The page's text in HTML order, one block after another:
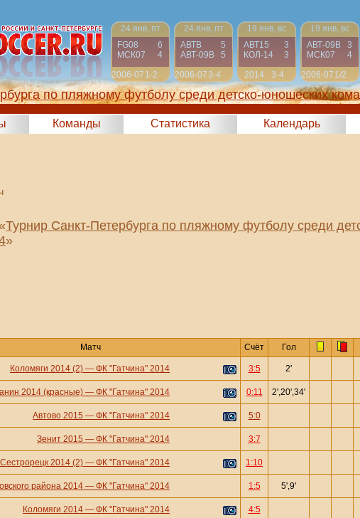
24 янв, пт
FG08
6
МСК07
4
2006-07 1-2
24 янв, пт
АВТВ
5
АВТ-09B
5
2006-073-4
19 янв, вс
АВТ15
3
КОЛ-14
3
2014
3-4
19 янв, вс
АВТ-09B
3
МСК07
4
2006-07 1/2
по пляжному футболу среди детско-юношеских
Команды Статистика Календарь
Турнир Санкт-Петербурга по пляжному футболу среди
»
Матч Счёт Гол
Коломяги 2014 (2) — ФК "Гатчина" 2014 3:5 2'
2014 (красные) — ФК "Гатчина" 2014 0:11 2',20',34'
Автово 2015 — ФК "Гатчина" 2014 5:0
Зенит 2015 — ФК "Гатчина" 2014 3:7
Сестрорецк 2014 (2) — ФК "Гатчина" 2014 1:10
района 2014 — ФК "Гатчина" 2014 1:5 5',9'
Коломяги 2014 — ФК "Гатчина" 2014 4:5